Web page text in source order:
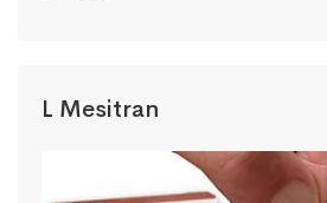
L Mesitran